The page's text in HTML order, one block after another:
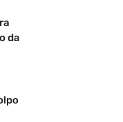
da